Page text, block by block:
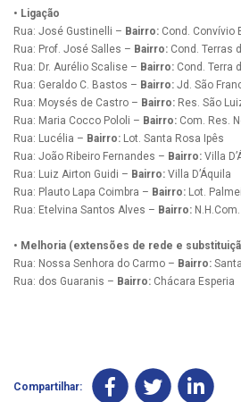
• Ligação
Rua: José Gustinelli – Bairro: Cond. Convívio
Rua: Prof. José Salles – Bairro: Cond. Terras
Rua: Dr. Aurélio Scalise – Bairro: Cond. Terra
Rua: Geraldo C. Bastos – Bairro: Jd. São
Rua: Moysés de Castro – Bairro: Res. São
Rua: Maria Cocco Pololi – Bairro: Com. Res.
Rua: Lucélia – Bairro: Lot. Santa Rosa Ipês
Rua: João Ribeiro Fernandes – Bairro: Villa
Rua: Luiz Airton Guidi – Bairro: Villa D’Áquila
Rua: Plauto Lapa Coimbra – Bairro: Lot.
Rua: Etelvina Santos Alves – Bairro:
• Melhoria (extensões de rede e
Rua: Nossa Senhora do Carmo – Bairro:
Rua: dos Guaranis – Bairro: Chácara Esperia
Compartilhar: